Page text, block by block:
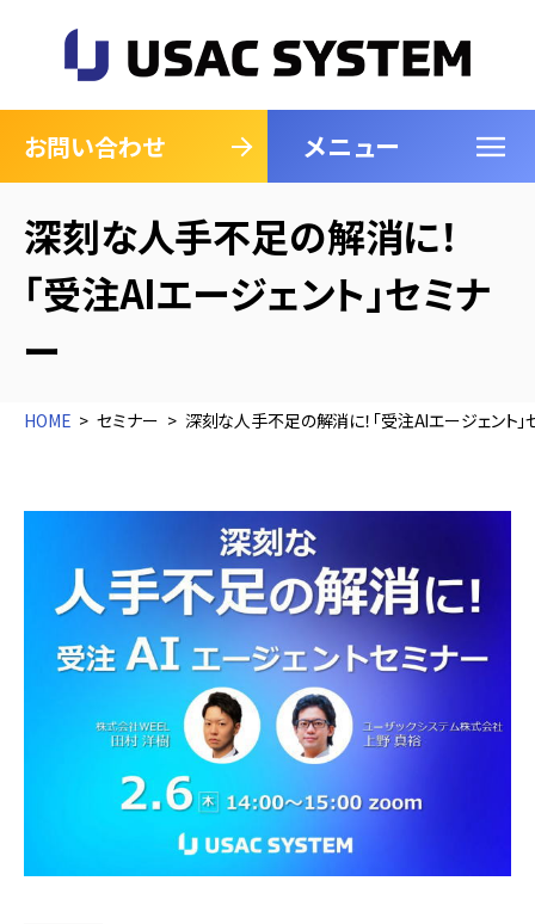
お問い合わせ メニュー
閉じる
深刻な人手不足の解消に！
「受注AIエージェント」セミナ
ー
HOME セミナー 深刻な人手不足の解消に！「受注AIエージェント」